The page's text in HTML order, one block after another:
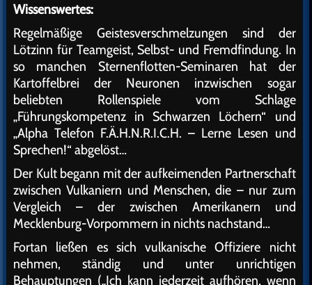
Wissenswertes:
Regelmäßige Geistesverschmelzungen sind der
Lötzinn für Teamgeist, Selbst- und Fremdfindung. In
so manchen Sternenflotten-Seminaren hat der
Kartoffelbrei der Neuronen inzwischen sogar
beliebten Rollenspiele vom Schlage
„Führungskompetenz in Schwarzen Löchern“ und
„Alpha Telefon F.Ä.H.N.R.I.C.H. – Lerne Lesen und
Sprechen!“ abgelöst…
Der Kult begann mit der aufkeimenden Partnerschaft
zwischen Vulkaniern und Menschen, die – nur zum
Vergleich – der zwischen Amerikanern und
Mecklenburg-Vorpommern in nichts nachstand…
Fortan ließen es sich vulkanische Offiziere nicht
nehmen, ständig und unter unrichtigen
Behauptungen („Ich kann jederzeit aufhören, wenn